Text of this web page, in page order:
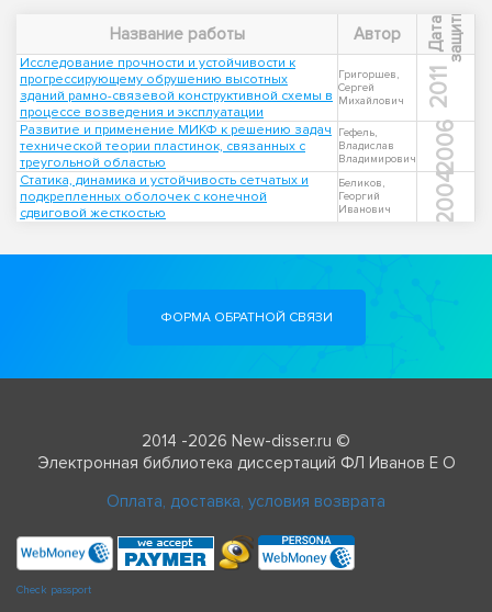
Название работы Автор Д
а
т
а
з
а
щ
и
т ы
Исследование прочности и устойчивости к
прогрессирующему обрушению высотных
зданий рамно-связевой конструктивной схемы в
процессе возведения и эксплуатации
Григоршев,
Сергей
Михайлович
2011
Развитие и применение МИКФ к решению задач
технической теории пластинок, связанных с
треугольной областью
Гефель,
Владислав
Владимирович
2006
Статика, динамика и устойчивость сетчатых и
подкрепленных оболочек с конечной
сдвиговой жесткостью
Беликов,
Георгий
Иванович
2004
ФОРМА ОБРАТНОЙ СВЯЗИ
2014 -2026 New-disser.ru ©
Электронная библиотека диссертаций ФЛ Иванов Е О
Оплата, доставка, условия возврата
Check passport